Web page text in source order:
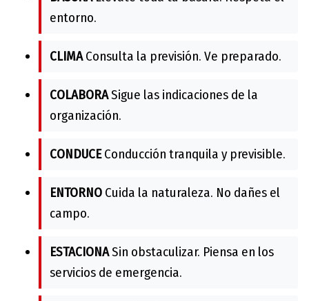
entorno.
CLIMAConsulta la previsión. Ve preparado.
COLABORASigue las indicaciones de la
organización.
CONDUCEConducción tranquila y previsible.
ENTORNO Cuida la naturaleza. No dañes el
campo.
ESTACIONASin obstaculizar. Piensa en los
servicios de emergencia.